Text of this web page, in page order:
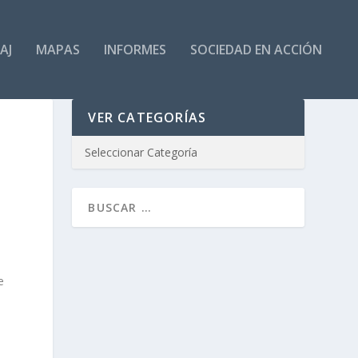
MAPAS INFORMES SOCIEDAD EN ACCIÓN
VER CATEGORÍAS